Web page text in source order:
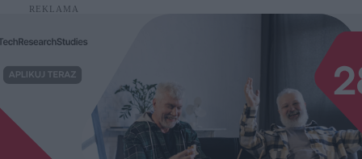
REKLAMA